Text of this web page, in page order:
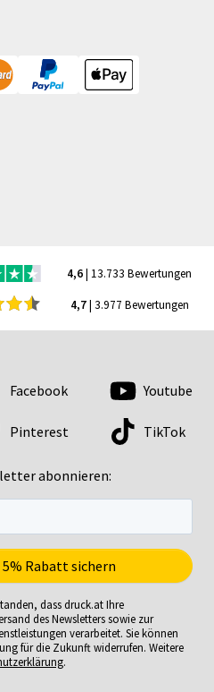
4,6| 13.733 Bewertungen
4,7| 3.977 Bewertungen
abonnieren:
Facebook Youtube
Pinterest TikTok
dass druck.at Ihre
des Newsletters sowie zur
verarbeitet. Sie können
für die Zukunft widerrufen. Weitere
.